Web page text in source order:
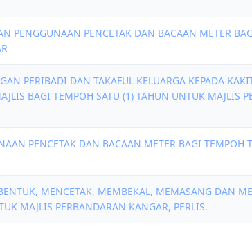
PENGGUNAAN PENCETAK DAN BACAAN METER
PERIBADI DAN TAKAFUL KELUARGA KEPADA
BAGI TEMPOH SATU (1) TAHUN UNTUK MAJLIS
PENCETAK DAN BACAAN METER BAGI TEMPOH
MENCETAK, MEMBEKAL, MEMASANG DAN
MAJLIS PERBANDARAN KANGAR, PERLIS.